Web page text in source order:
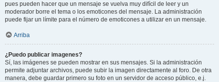
pues pueden hacer que un mensaje se vuelva muy difícil de leer y un
moderador borre el tema o los emoticones del mensaje. La administración
puede fijar un límite para el número de emoticones a utilizar en un mensaje.
Arriba
¿Puedo publicar imagenes?
Sí, las imágenes se pueden mostrar en sus mensajes. Si la administración
permite adjuntar archivos, puede subir la imagen directamente al foro. De otra
manera, debe guardar primero su foto en un servidor de acceso público, e.j.